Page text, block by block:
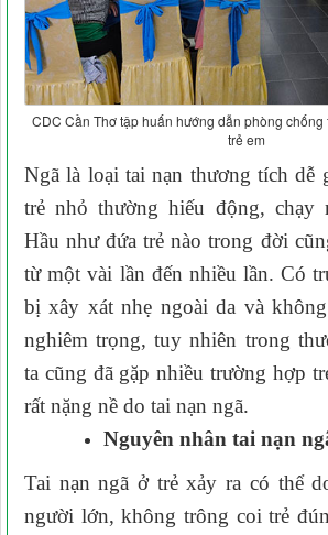
CDC Cần Thơ tập huấn hướng dẫn phòng chống
trẻ em
Ngã là loại tai nạn thương tích dễ
trẻ nhỏ thường hiếu động, chạy
Hầu như đứa trẻ nào trong đời
từ một vài lần đến nhiều lần.Có
bị xây xát nhẹ ngoài da và
nghiêm trọng, tuy nhiên trong
ta cũng đã gặp nhiều trường hợp
rất nặng nề do tai nạn ngã.
Nguyên nhân tai nạn
Tai nạn ngã ở trẻ xảy ra có thể
người lớn, không trông coi trẻ